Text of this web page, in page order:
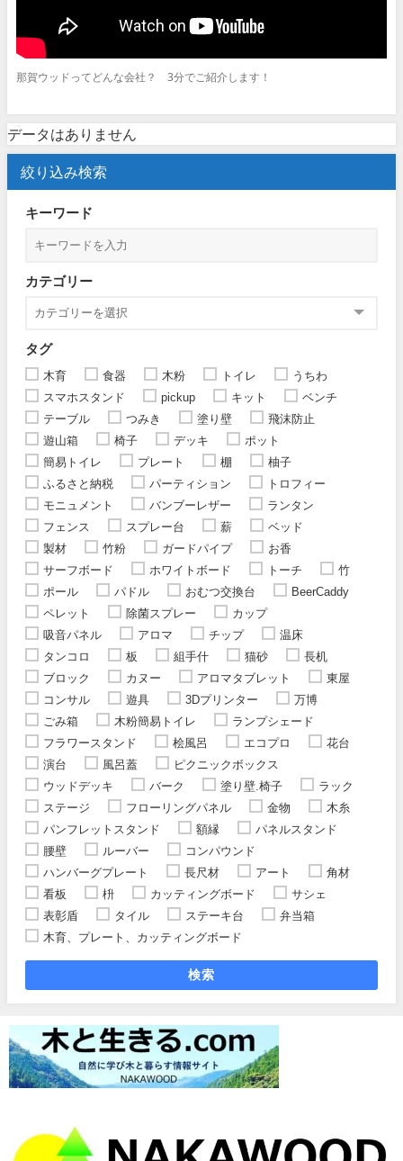
那賀ウッドってどんな会社？ 3分でご紹介します！
データはありません
絞り込み検索
キーワード
カテゴリー
タグ
木育 食器 木粉 トイレ
うちわ
スマホスタンド
pickup キット
ベンチ
テーブル
つみき 塗り壁
飛沫防止
遊山箱
椅子 デッキ
ポット
簡易トイレ
プレート 棚
柚子
ふるさと納税
パーティション
トロフィー
モニュメント
バンブーレザー
ランタン
フェンス
スプレー台 薪
ベッド
製材
竹粉 ガードパイプ
お香
サーフボード
ホワイトボード トーチ
竹
ポール
パドル おむつ交換台
BeerCaddy
ペレット
除菌スプレー
カップ
吸音パネル
アロマ チップ
温床
タンコロ
板 組手什 猫砂
長机
ブロック
カヌー アロマタブレット
東屋
コンサル
遊具 3Dプリンター
万博
ごみ箱
木粉簡易トイレ
ランプシェード
フラワースタンド
桧風呂 エコプロ
花台
演台
風呂蓋
ピクニックボックス
ウッドデッキ
バーク 塗り壁.椅子
ラック
ステージ
フローリングパネル 金物
木糸
パンフレットスタンド
額縁
パネルスタンド
腰壁
ルーバー
コンパウンド
ハンバーグプレート
長尺材 アート
角材
看板
枡 カッティングボード
サシェ
表彰盾
タイル ステーキ台
弁当箱
木育、プレート、カッティングボード
検索